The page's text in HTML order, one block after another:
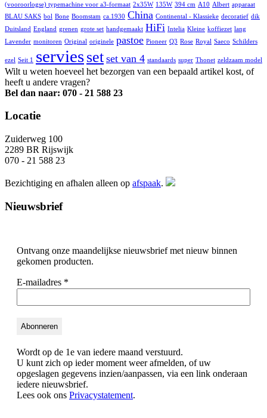
(vooroorlogse) typemachine voor a3-formaat 2x35W 135W 394 cm A10 Albert apparaat
BLAU SAKS bol Bone Boomstam ca.1930 China Continental - Klassieke decoratief dik
Duitsland England grenen grote set handgemaakt HiFi Intelia Kleine koffiezet lang
Lavender monitoren Original originele pastoe Pioneer Q3 Rose Royal Saeco Schilders
ezel Seit 1 serviesset set van 4 standaards super Thonet zeldzaam model
Wilt u weten hoeveel het bezorgen van een bepaald artikel kost, of
heeft u andere vragen?
Bel dan naar: 070 - 21 588 23
Locatie
Zuiderweg 100
2289 BR Rijswijk
070 - 21 588 23
Bezichtiging en afhalen alleen op afspaak.
Nieuwsbrief
Ontvang onze maandelijkse nieuwsbrief met nieuw binnen
gekomen producten.
E-mailadres *
Wordt op de 1e van iedere maand verstuurd.
U kunt zich op ieder moment weer afmelden, of uw
opgeslagen gegevens inzien/aanpassen, via een link onderaan
iedere nieuwsbrief.
Lees ook ons Privacystatement.